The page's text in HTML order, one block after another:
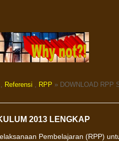
, Referensi , RPP » DOWNLOAD RPP
2013 LENGKAP
Pembelajaran (RPP)